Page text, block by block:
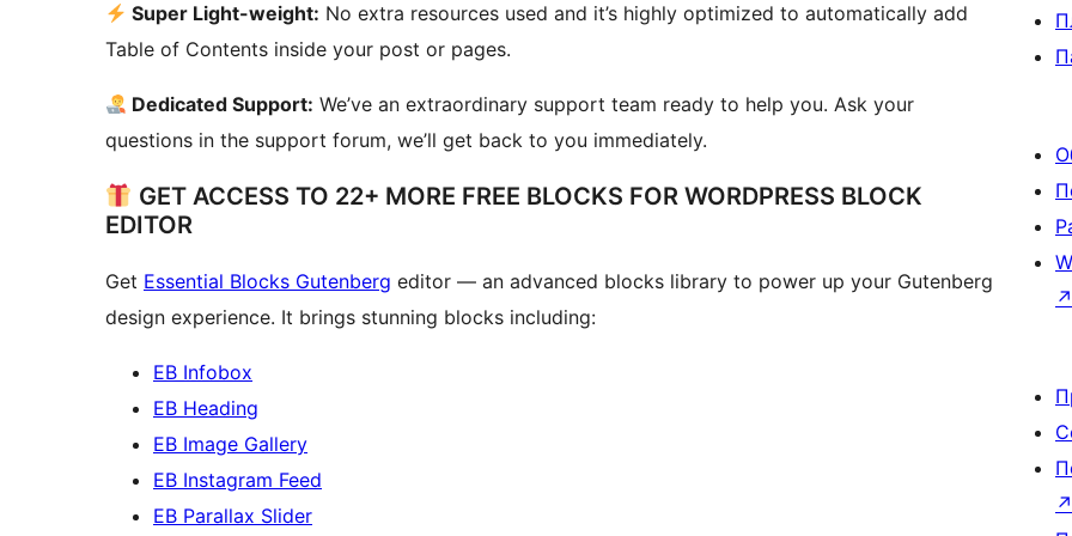
Super Light-weight: No extra resources used and it’s highly optimized to automatically add
Table of Contents inside your post or pages.
Dedicated Support: We’ve an extraordinary support team ready to help you. Ask your
questions in the support forum, we’ll get back to you immediately.
GET ACCESS TO 22+ MORE FREE BLOCKS FOR WORDPRESS BLOCK
EDITOR
Get Essential Blocks Gutenberg editor — an advanced blocks library to power up your Gutenberg
design experience. It brings stunning blocks including:
EB Infobox
EB Heading
EB Image Gallery
EB Instagram Feed
EB Parallax Slider
↗
↗